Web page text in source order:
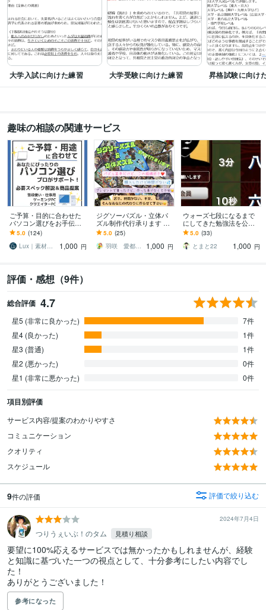
大学入試に向けた練習 大学受験に向けた練習 昇格試験に向け
趣味の相談の関連サービス
ご予算・目的に合わせた
パソコン選びをお手伝い
します 豊富な知識と経験
で、あなたに最適な製品
をご提案！
5.0 (124)
Lux｜素材を活かす動画制作・コンサル
1,000 円
ジグソーパズル・立体パ
ズル制作代行承ります 時
間が無い、苦手・不安な
方、パズルを預けて下さ
い‼作ります‼
5.0 (25)
羽咲 愛都☀️ハサキ アイト☀️
1,000 円
ウォーズ七段になるまで
にしてきた勉強法を公開
します 最強の参考書ルー
トお教えします。
5.0 (33)
とまと22
1,000 円
評価・感想（9件）
総合評価 4.7
星5 (非常に良かった)
7件
星4 (良かった)
1件
星3 (普通)
1件
星2 (悪かった)
0件
星1 (非常に悪かった)
0件
項目別評価
サービス内容/提案のわかりやすさ
コミュニケーション
クオリティ
スケジュール
9件の評価 評価で絞り込む
2024年7月4日
つりうぇいぶ！のタム 見積り相談
要望に100%応えるサービスでは無かったかもしれませんが、経験
と知識に基づいた一つの視点として、十分参考にしたい内容でし
た！
ありがとうございました！
参考になった